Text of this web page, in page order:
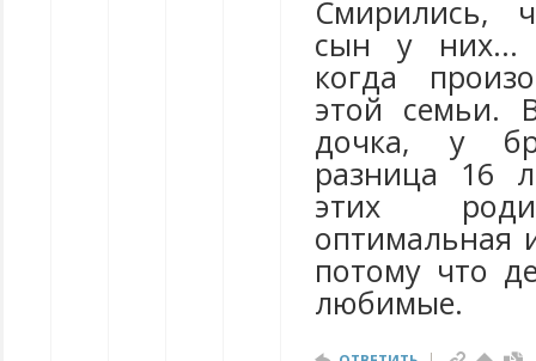
Смирились,
сын у
когда
этой семьи.
дочка, у
разница 16
этих
оптимальная
потому что
любимые.